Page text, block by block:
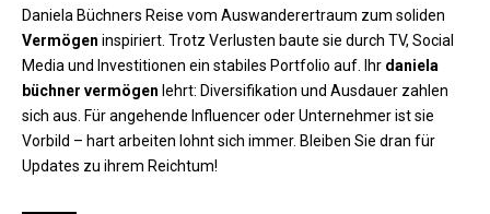
Daniela Büchners Reise vom Auswanderertraum zum soliden
Vermögen inspiriert. Trotz Verlusten baute sie durch TV, Social
Media und Investitionen ein stabiles Portfolio auf. Ihr daniela
büchner vermögen lehrt: Diversifikation und Ausdauer zahlen
sich aus. Für angehende Influencer oder Unternehmer ist sie
Vorbild – hart arbeiten lohnt sich immer. Bleiben Sie dran für
Updates zu ihrem Reichtum!